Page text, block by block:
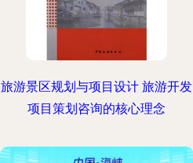
旅游景区规划与项目设计 旅游开发
项目策划咨询的核心理念